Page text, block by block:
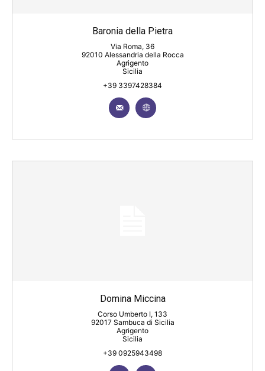
Baronia della Pietra
Via Roma, 36
92010 Alessandria della Rocca
Agrigento
Sicilia
+39 3397428384
Domina Miccina
Corso Umberto I, 133
92017 Sambuca di Sicilia
Agrigento
Sicilia
+39 0925943498